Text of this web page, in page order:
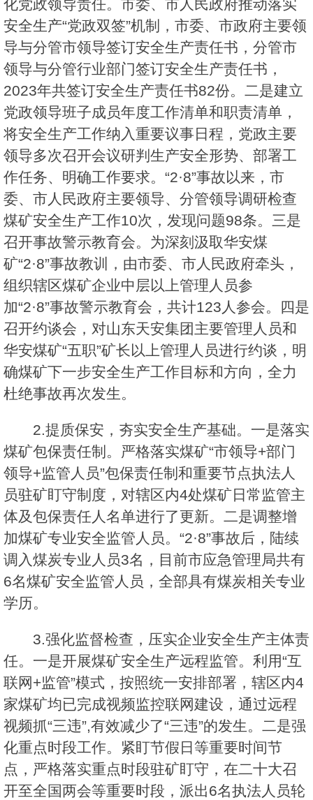
化党政领导责任。市委、市人民政府推动落实
安全生产“党政双签”机制，市委、市政府主要领
导与分管市领导签订安全生产责任书，分管市
领导与分管行业部门签订安全生产责任书，
2023年共签订安全生产责任书82份。二是建立
党政领导班子成员年度工作清单和职责清单，
将安全生产工作纳入重要议事日程，党政主要
领导多次召开会议研判生产安全形势、部署工
作任务、明确工作要求。“2·8”事故以来，市
委、市人民政府主要领导、分管领导调研检查
煤矿安全生产工作10次，发现问题98条。三是
召开事故警示教育会。为深刻汲取华安煤
矿“2·8”事故教训，由市委、市人民政府牵头，
组织辖区煤矿企业中层以上管理人员参
加“2·8”事故警示教育会，共计123人参会。四是
召开约谈会，对山东天安集团主要管理人员和
华安煤矿“五职”矿长以上管理人员进行约谈，明
确煤矿下一步安全生产工作目标和方向，全力
杜绝事故再次发生。
2.提质保安，夯实安全生产基础。一是落实
煤矿包保责任制。严格落实煤矿“市领导+部门
领导+监管人员”包保责任制和重要节点执法人
员驻矿盯守制度，对辖区内4处煤矿日常监管主
体及包保责任人名单进行了更新。二是调整增
加煤矿专业安全监管人员。“2·8”事故后，陆续
调入煤炭专业人员3名，目前市应急管理局共有
6名煤矿安全监管人员，全部具有煤炭相关专业
学历。
3.强化监督检查，压实企业安全生产主体责
任。一是开展煤矿安全生产远程监管。利用“互
联网+监管”模式，按照统一安排部署，辖区内4
家煤矿均已完成视频监控联网建设，通过远程
视频抓“三违”,有效减少了“三违”的发生。二是强
化重点时段工作。紧盯节假日等重要时间节
点，严格落实重点时段驻矿盯守，在二十大召
开至全国两会等重要时段，派出6名执法人员轮